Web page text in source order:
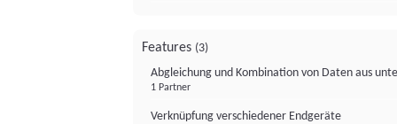
Features (3)
Abgleichung und Kombination von Daten aus
1 Partner
Verknüpfung verschiedener Endgeräte